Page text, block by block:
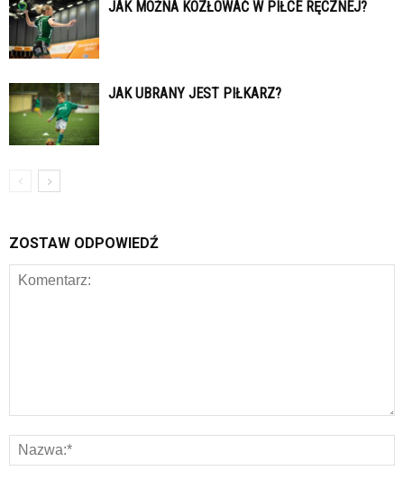
JAK MOŻNA KOZŁOWAĆ W PIŁCE RĘCZNEJ?
JAK UBRANY JEST PIŁKARZ?
ZOSTAW ODPOWIEDŹ